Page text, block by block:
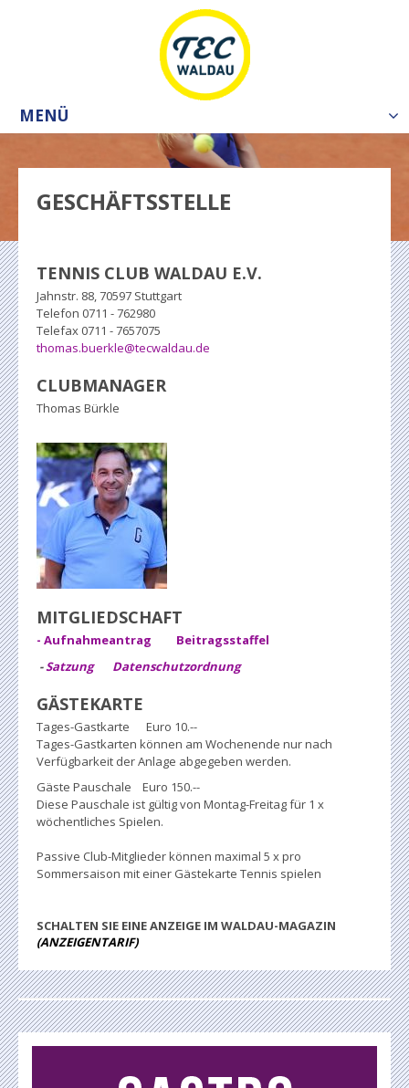
MENÜ
GESCHÄFTSSTELLE
TENNIS CLUB WALDAU E.V.
Jahnstr. 88, 70597 Stuttgart
Telefon 0711 - 762980
Telefax 0711 - 7657075
thomas.buerkle@tecwaldau.de
CLUBMANAGER
Thomas Bürkle
MITGLIEDSCHAFT
- Aufnahmeantrag
Beitragsstaffel
-Satzung Datenschutzordnung
GÄSTEKARTE
Tages-Gastkarte Euro 10.--
Tages-Gastkarten können am Wochenende nur nach
Verfügbarkeit der Anlage abgegeben werden.
Gäste Pauschale Euro 150.--
Diese Pauschale ist gültig von Montag-Freitag für 1 x
wöchentliches Spielen.
Passive Club-Mitglieder können maximal 5 x pro
Sommersaison mit einer Gästekarte Tennis spielen
SCHALTEN SIE EINE ANZEIGE IM WALDAU-MAGAZIN
(ANZEIGENTARIF)